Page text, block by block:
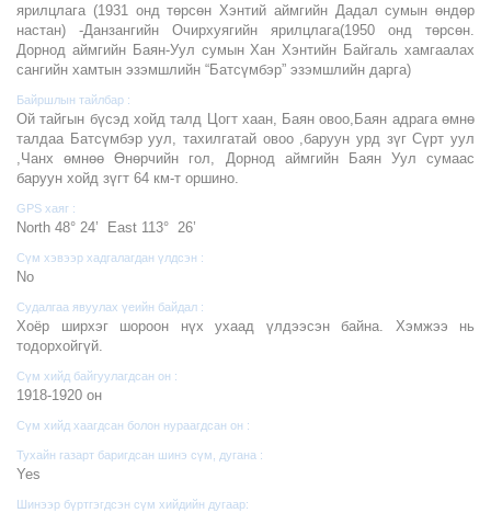
ярилцлага (1931 онд төрсөн Хэнтий аймгийн Дадал сумын өндөр
настан) -Данзангийн Очирхуягийн ярилцлага(1950 онд төрсөн.
Дорнод аймгийн Баян-Уул сумын Хан Хэнтийн Байгаль хамгаалах
сангийн хамтын эзэмшлийн “Батсүмбэр” эзэмшлийн дарга)
Байршлын тайлбар :
Ой тайгын бүсэд хойд талд Цогт хаан, Баян овоо,Баян адрага өмнө
талдаа Батсүмбэр уул, тахилгатай овоо ,баруун урд зүг Сүрт уул
,Чанх өмнөө Өнөрчийн гол, Дорнод аймгийн Баян Уул сумаас
баруун хойд зүгт 64 км-т оршино.
GPS хаяг :
North 48° 24’ East 113° 26’
Сүм хэвээр хадгалагдан үлдсэн :
No
Судалгаа явуулах үеийн байдал :
Хоёр ширхэг шороон нүх ухаад үлдээсэн байна. Хэмжээ нь
тодорхойгүй.
Сүм хийд байгуулагдсан он :
1918-1920 он
Сүм хийд хаагдсан болон нураагдсан он :
Тухайн газарт баригдсан шинэ сүм, дугана :
Yes
Шинээр бүртгэгдсэн сүм хийдийн дугаар: